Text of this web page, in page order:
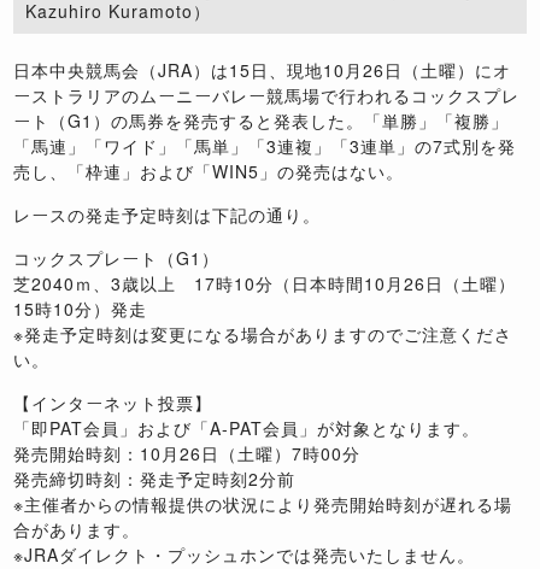
Kazuhiro Kuramoto）
日本中央競馬会（JRA）は15日、現地10月26日（土曜）にオ
ーストラリアのムーニーバレー競馬場で行われるコックスプレ
ート（G1）の馬券を発売すると発表した。「単勝」「複勝」
「馬連」「ワイド」「馬単」「3連複」「3連単」の7式別を発
売し、「枠連」および「WIN5」の発売はない。
レースの発走予定時刻は下記の通り。
コックスプレート（G1）
芝2040ｍ、3歳以上 17時10分（日本時間10月26日（土曜）
15時10分）発走
※発走予定時刻は変更になる場合がありますのでご注意くださ
い。
【インターネット投票】
「即PAT会員」および「A-PAT会員」が対象となります。
発売開始時刻：10月26日（土曜）7時00分
発売締切時刻：発走予定時刻2分前
※主催者からの情報提供の状況により発売開始時刻が遅れる場
合があります。
※JRAダイレクト・プッシュホンでは発売いたしません。